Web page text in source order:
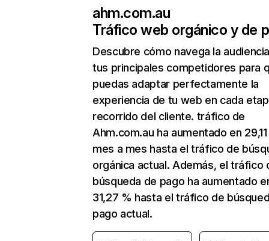
ahm.com.au
Tráfico web orgánico y de
Descubre cómo navega la
tus principales competidores para
puedas adaptar perfectamente la
experiencia de tu web en cada
recorrido del cliente. tráfico de
Ahm.com.au ha aumentado en
mes a mes hasta el tráfico de
orgánica actual. Además, el tráfico
búsqueda de pago ha aumentado
31,27 % hasta el tráfico de
pago actual.